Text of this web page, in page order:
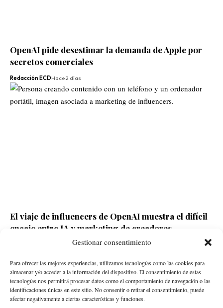
Gestionar consentimiento
Para ofrecer las mejores experiencias, utilizamos tecnologías como las cookies para
almacenar y/o acceder a la información del dispositivo. El consentimiento de estas
tecnologías nos permitirá procesar datos como el comportamiento de navegación o las
identificaciones únicas en este sitio. No consentir o retirar el consentimiento, puede
afectar negativamente a ciertas características y funciones.
OpenAI pide desestimar la demanda de Apple por
secretos comerciales
Redacción ECDHace 2 días
El viaje de influencers de OpenAI muestra el difícil
encaje entre IA y marketing de creadores
Hace 3 días